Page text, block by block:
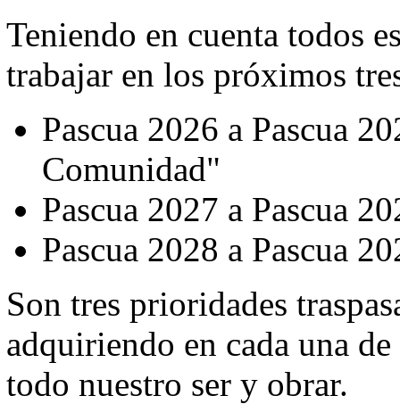
Teniendo en cuenta todos
trabajar en los próximos
Pascua 2026 a Pascua
Comunidad"
Pascua 2027 a Pascua
Pascua 2028 a Pascua
Son tres prioridades
adquiriendo en cada una
todo nuestro ser y obrar.